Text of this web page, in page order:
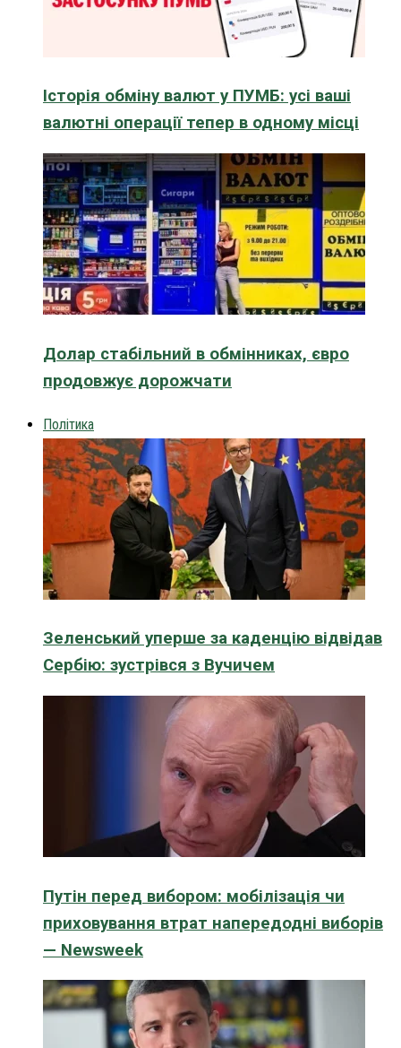
Історія обміну валют у ПУМБ: усі ваші
валютні операції тепер в одному місці
Долар стабільний в обмінниках, євро
продовжує дорожчати
Політика
Зеленський уперше за каденцію відвідав
Сербію: зустрівся з Вучичем
Путін перед вибором: мобілізація чи
приховування втрат напередодні виборів
— Newsweek